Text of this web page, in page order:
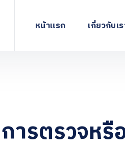
หน้าแรก เกี่ยวกับเ
การตรวจหรื